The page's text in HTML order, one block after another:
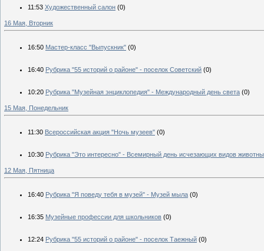
11:53 Художественный салон (0)
16 Мая, Вторник
16:50 Мастер-класс "Выпускник" (0)
16:40 Рубрика "55 историй о районе" - поселок Советский (0)
10:20 Рубрика "Музейная энциклопедия" - Международный день света (0)
15 Мая, Понедельник
11:30 Всероссийская акция "Ночь музеев" (0)
10:30 Рубрика "Это интересно" - Всемирный день исчезающих видов
12 Мая, Пятница
16:40 Рубрика "Я поведу тебя в музей" - Музей мыла (0)
16:35 Музейные профессии для школьников (0)
12:24 Рубрика "55 историй о районе" - поселок Таежный (0)